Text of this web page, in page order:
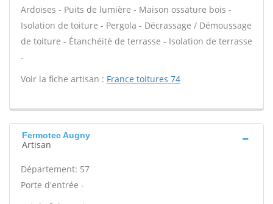
Ardoises - Puits de lumière - Maison ossature bois -
Isolation de toiture - Pergola - Décrassage / Démoussage
de toiture - Étanchéité de terrasse - Isolation de terrasse
-
Voir la fiche artisan : France toitures 74
Fermotec Augny
Artisan
Département: 57
Porte d'entrée -